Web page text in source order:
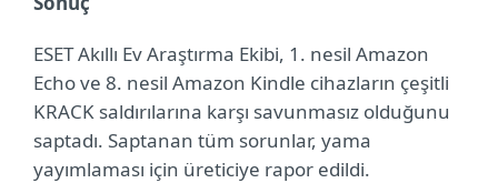
ESET Akıllı Ev Araştırma Ekibi, 1. nesil Amazon
Echo ve 8. nesil Amazon Kindle cihazların çeşitli
KRACK saldırılarına karşı savunmasız olduğunu
saptadı. Saptanan tüm sorunlar, yama
yayımlaması için üreticiye rapor edildi.